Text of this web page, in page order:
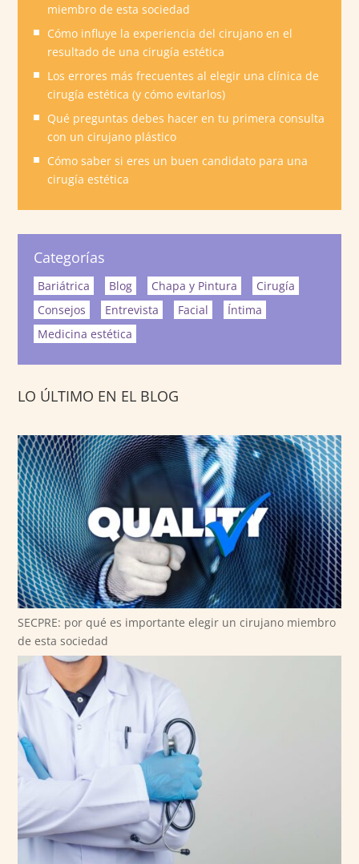
miembro de esta sociedad
Cómo influye la experiencia del cirujano en el
resultado de una cirugía estética
Los errores más frecuentes al elegir una clínica de
cirugía estética (y cómo evitarlos)
Qué preguntas debes hacer en tu primera consulta
con un cirujano plástico
Cómo saber si eres un buen candidato para una
cirugía estética
Categorías
Bariátrica Blog Chapa y Pintura
Cirugía
Consejos
Entrevista Facial
Íntima
Medicina estética
LO ÚLTIMO EN EL BLOG
SECPRE: por qué es importante elegir un cirujano miembro
de esta sociedad